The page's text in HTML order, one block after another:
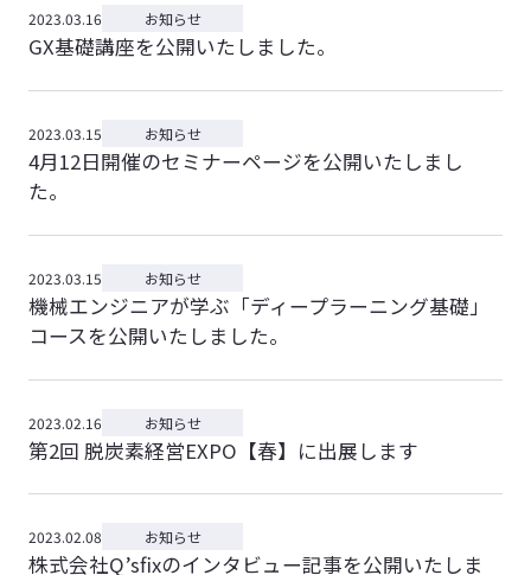
2023.03.16 お知らせ
GX基礎講座を公開いたしました。
2023.03.15 お知らせ
4月12日開催のセミナーページを公開いたしまし
た。
2023.03.15 お知らせ
機械エンジニアが学ぶ「ディープラーニング基礎」
コースを公開いたしました。
2023.02.16 お知らせ
第2回 脱炭素経営EXPO【春】に出展します
2023.02.08 お知らせ
株式会社Q’sfixのインタビュー記事を公開いたしま